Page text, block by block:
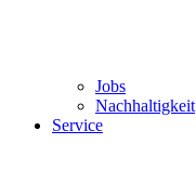
Jobs
Nachhaltigkeit
Service